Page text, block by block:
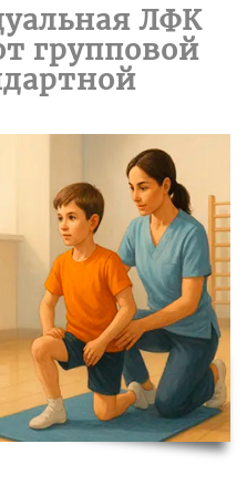
ЛФК
групповой